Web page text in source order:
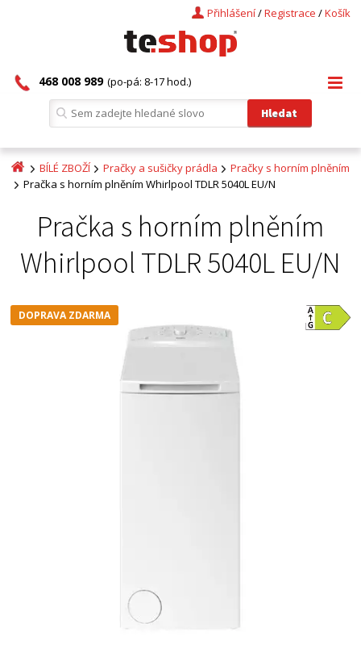
Košík
/
Registrace
/
Přihlášení
468 008 989 (po-pá: 8-17 hod.)
BÍLÉ ZBOŽÍ Pračky a sušičky prádla
Pračky s horním plněním
Pračka s horním plněním Whirlpool TDLR 5040L EU/N
Pračka s horním plněním
Whirlpool TDLR 5040L EU/N
DOPRAVA ZDARMA